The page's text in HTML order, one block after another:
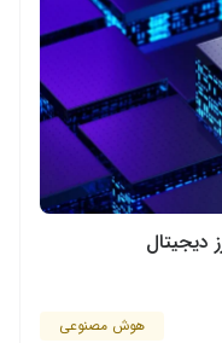
هوش مصنوعی